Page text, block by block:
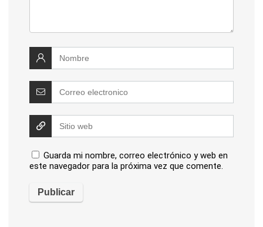
Guarda mi nombre, correo electrónico y web en
este navegador para la próxima vez que comente.